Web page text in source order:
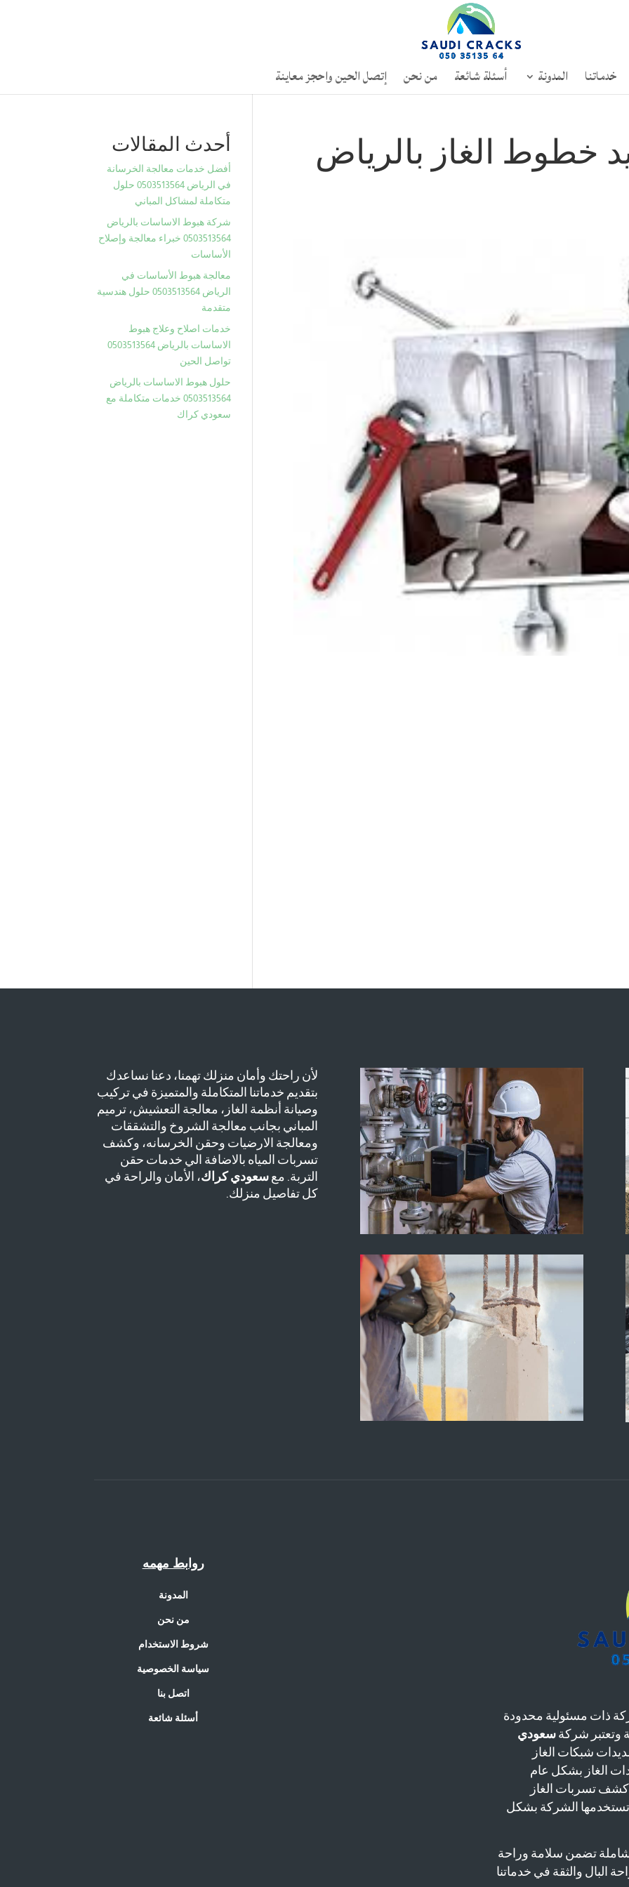
خدماتنا المدونة أسئلة شائعة من نحن إتصل الحين واحجز معاينة
خطوط الغاز بالرياض أحدث المقالات
أفضل خدمات معالجة الخرسانة
في الرياض 0503513564 حلول
متكاملة لمشاكل المباني
شركة هبوط الاساسات بالرياض
0503513564 خبراء معالجة وإصلاح
الأساسات
معالجة هبوط الأساسات في
الرياض 0503513564 حلول هندسية
متقدمة
خدمات اصلاح وعلاج هبوط
الاساسات بالرياض 0503513564
تواصل الحين
حلول هبوط الاساسات بالرياض
0503513564 خدمات متكاملة مع
سعودي كراك
لأن راحتك وأمان منزلك تهمنا، دعنا نساعدك
بتقديم خدماتنا المتكاملة والمتميزة في تركيب
وصيانة أنظمة الغاز، معالجة التعشيش، ترميم
المباني بجانب معالجة الشروخ والتشققات
ومعالجة الارضيات وحقن الخرسانه، وكشف
تسربات المياه بالاضافة الي خدمات حقن
التربة. مع سعودي كراك، الأمان والراحة في
كل تفاصيل منزلك.
روابط مهمه
المدونة
من نحن
شروط الاستخدام
سياسة الخصوصية
اتصل بنا
أسئلة شائعة
ذات مسئولية محدودة
سعودي
شبكات الغاز
الغاز بشكل عام
تسربات الغاز
تستخدمها الشركة بشكل
تضمن سلامة وراحة
البال والثقة في خدماتنا